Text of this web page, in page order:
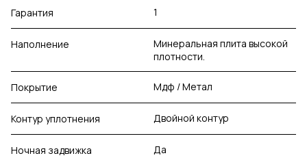
Гарантия 1
Наполнение
Минеральная плита высокой
плотности.
Покрытие Мдф / Метал
Контур уплотнения Двойной контур
Ночная задвижка Да